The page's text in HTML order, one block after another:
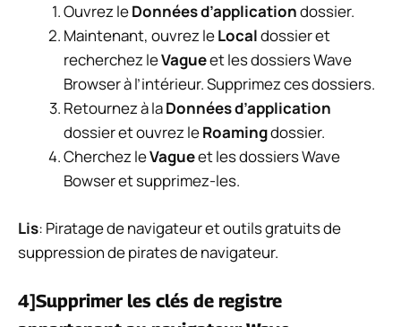
Ouvrez leDonnées d’applicationdossier.
Maintenant, ouvrez leLocaldossier et
recherchez leVagueet les dossiers Wave
Browser à l’intérieur. Supprimez ces dossiers.
Retournez à laDonnées d’application
dossier et ouvrez leRoamingdossier.
Cherchez leVagueet les dossiers Wave
Bowser et supprimez-les.
Lis: Piratage de navigateur et outils gratuits de
suppression de pirates de navigateur.
4]Supprimer les clés de registre